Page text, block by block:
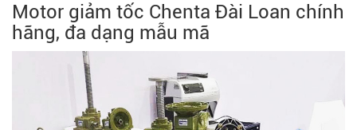
Motor giảm tốc Chenta Đài Loan chính
hãng, đa dạng mẫu mã